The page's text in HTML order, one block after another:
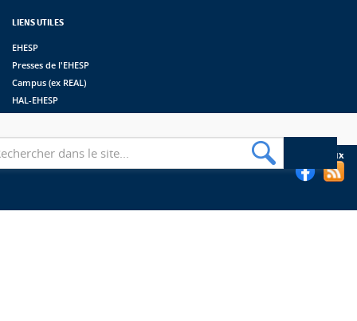
LIENS UTILES
EHESP
Presses de l'EHESP
Campus (ex REAL)
HAL-EHESP
Suivez les bibliothèques de l'EHESP sur les réseaux sociaux